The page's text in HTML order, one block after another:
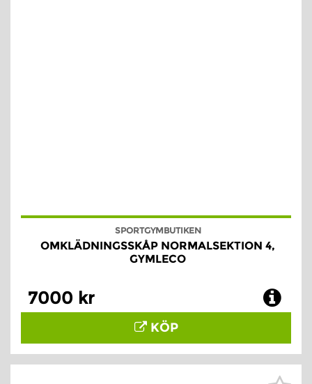
SPORTGYMBUTIKEN
OMKLÄDNINGSSKÅP NORMALSEKTION 4,
GYMLECO
7000 kr
KÖP